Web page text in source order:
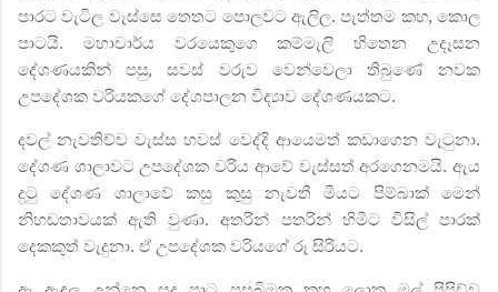
පාරට වැටිල වැස්සෙ තෙතට පොලවට ඇලිල. පැත්තම කහ, කොල
පාටයි. මහාචාර්ය වරයෙකුගෙ කම්මැලි හිතෙන උදෑසන
දේශණයකින් පසු,සවස් වරුව වෙන්වෙලා තිබුණේ නවක
උපදේශක වරියකගේ දේශපාලන විද්‍යාව දේශණයකට.
දවල් නැවතිච්ච වැස්ස හවස් වෙද්දි ආයෙමත් කඩාගෙන වැටුනා.
දේශණ ශාලාවට උපදේශක වරිය ආවේ වැස්සත් අරගෙනමයි. ඇය
දුටු දේශණ ශාලාවේ කසු කුසු නැවතී මීයට පිම්බාක් මෙන්
නිහඬතාවයක් ඇති වුණා. අතරින් පතරින් හිමීට විසිල් පාරක්
දෙකකුත් වැදුනා. ඒ උපදේශක වරියගේ රූ සිරියට.